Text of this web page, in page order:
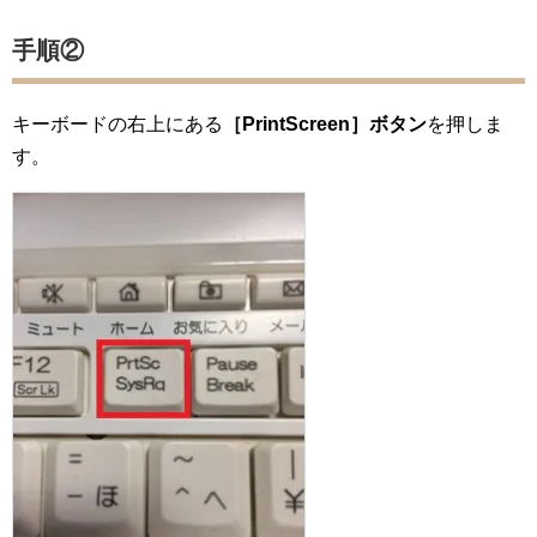
手順②
キーボードの右上にある ［PrintScreen］ボタンを押しま
す。